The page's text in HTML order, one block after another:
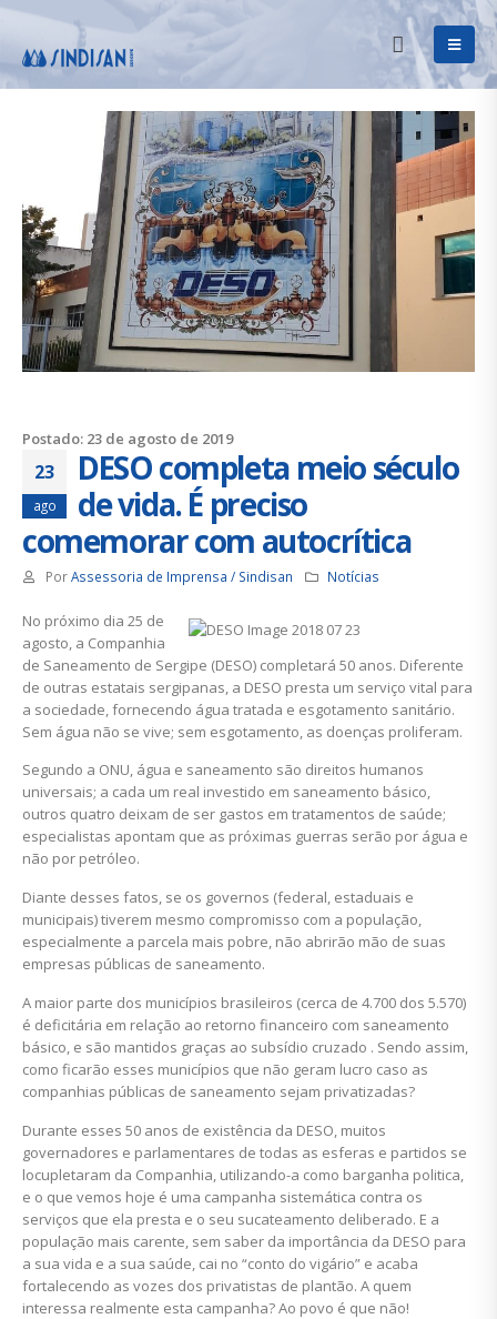
Postado: 23 de agosto de 2019
23
ago
DESO completa meio século
de vida. É preciso
comemorar com autocrítica
PorAssessoria de Imprensa / Sindisan Notícias
No próximo dia 25 de
agosto, a Companhia
de Saneamento de Sergipe (DESO) completará 50 anos. Diferente
de outras estatais sergipanas, a DESO presta um serviço vital para
a sociedade, fornecendo água tratada e esgotamento sanitário.
Sem água não se vive; sem esgotamento, as doenças proliferam.
Segundo a ONU, água e saneamento são direitos humanos
universais; a cada um real investido em saneamento básico,
outros quatro deixam de ser gastos em tratamentos de saúde;
especialistas apontam que as próximas guerras serão por água e
não por petróleo.
Diante desses fatos, se os governos (federal, estaduais e
municipais) tiverem mesmo compromisso com a população,
especialmente a parcela mais pobre, não abrirão mão de suas
empresas públicas de saneamento.
A maior parte dos municípios brasileiros (cerca de 4.700 dos 5.570)
é deficitária em relação ao retorno financeiro com saneamento
básico, e são mantidos graças ao subsídio cruzado . Sendo assim,
como ficarão esses municípios que não geram lucro caso as
companhias públicas de saneamento sejam privatizadas?
Durante esses 50 anos de existência da DESO, muitos
governadores e parlamentares de todas as esferas e partidos se
locupletaram da Companhia, utilizando-a como barganha politica,
e o que vemos hoje é uma campanha sistemática contra os
serviços que ela presta e o seu sucateamento deliberado. E a
população mais carente, sem saber da importância da DESO para
a sua vida e a sua saúde, cai no “conto do vigário” e acaba
fortalecendo as vozes dos privatistas de plantão. A quem
interessa realmente esta campanha? Ao povo é que não!